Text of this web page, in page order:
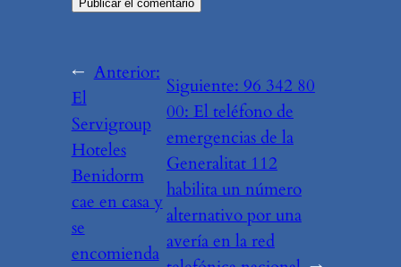
← Anterior:
El
Servigroup
Hoteles
Benidorm
cae en casa y
se
encomienda
Siguiente: 96 342 80
00: El teléfono de
emergencias de la
Generalitat 112
habilita un número
alternativo por una
avería en la red